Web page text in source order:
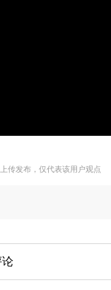
传发布，仅代表该用户观点
论